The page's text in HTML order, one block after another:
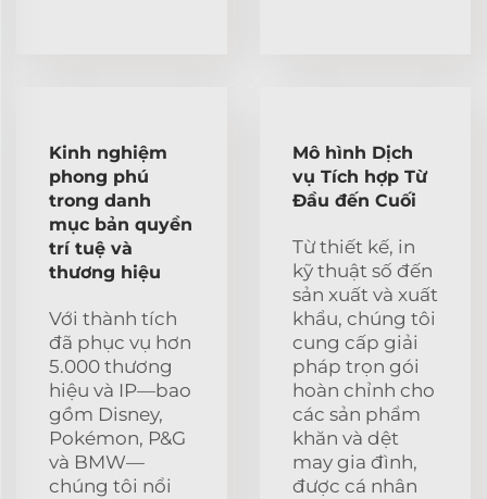
Kinh nghiệm
phong phú
trong danh
mục bản quyền
trí tuệ và
thương hiệu
Với thành tích
đã phục vụ hơn
5.000 thương
hiệu và IP—bao
gồm Disney,
Pokémon, P&G
và BMW—
chúng tôi nổi
Mô hình Dịch
vụ Tích hợp Từ
Đầu đến Cuối
Từ thiết kế, in
kỹ thuật số đến
sản xuất và xuất
khẩu, chúng tôi
cung cấp giải
pháp trọn gói
hoàn chỉnh cho
các sản phẩm
khăn và dệt
may gia đình,
được cá nhân